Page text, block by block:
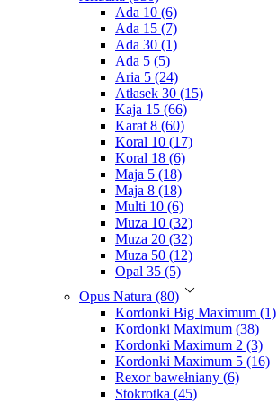
Ada 10 (6)
Ada 15 (7)
Ada 30 (1)
Ada 5 (5)
Aria 5 (24)
Atłasek 30 (15)
Kaja 15 (66)
Karat 8 (60)
Koral 10 (17)
Koral 18 (6)
Maja 5 (18)
Maja 8 (18)
Multi 10 (6)
Muza 10 (32)
Muza 20 (32)
Muza 50 (12)
Opal 35 (5)
Opus Natura (80)
Kordonki Big Maximum (1)
Kordonki Maximum (38)
Kordonki Maximum 2 (3)
Kordonki Maximum 5 (16)
Rexor bawełniany (6)
Stokrotka (45)